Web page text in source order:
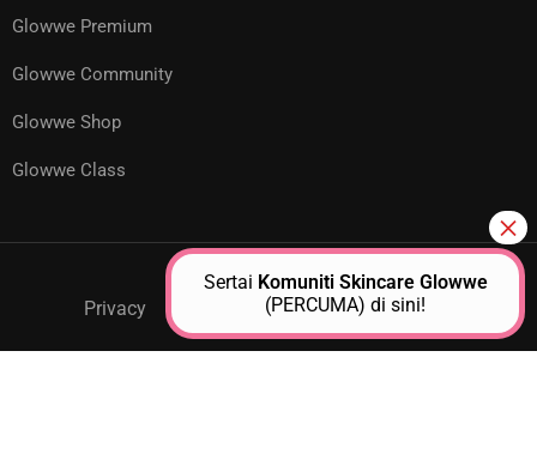
Glowwe Premium
Glowwe Community
Glowwe Shop
Glowwe Class
Privacy GPM Support About Us Contact
Sertai Komuniti Skincare Glowwe
(PERCUMA) di sini!